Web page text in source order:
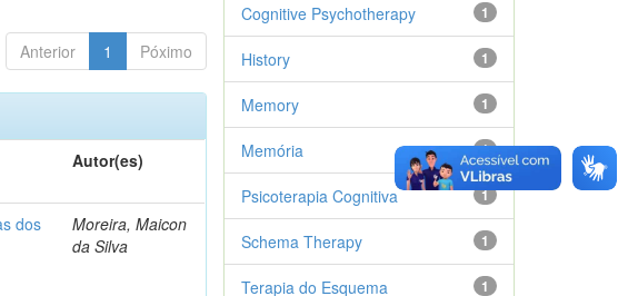
Anterior 1 Póximo
Autor(es)
dos
Moreira, Maicon
da Silva
1
Cognitive Psychotherapy
1
History
1
Memory
1
Memória
1
Psicoterapia Cognitiva
1
Schema Therapy
1
Terapia do Esquema